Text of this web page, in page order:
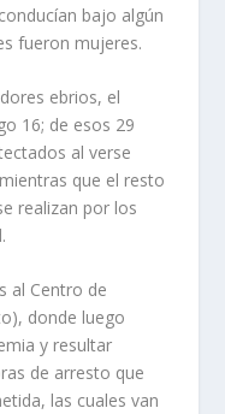
bajo algún
fueron mujeres.
ebrios, el
16; de esos 29
al verse
que el resto
realizan por los
al Centro de
donde luego
y resultar
de arresto que
las cuales van